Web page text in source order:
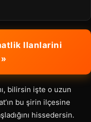
Ilanlarini
bilirsin işte o uzun
bu şirin ilçesine
hissedersin.